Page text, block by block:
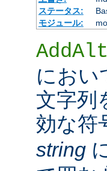
ステータス:
モジュール:
におい
文字列
効な符
string